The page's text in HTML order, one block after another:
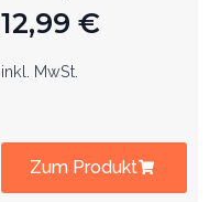
12,99 €
inkl. MwSt.
Zum Produkt